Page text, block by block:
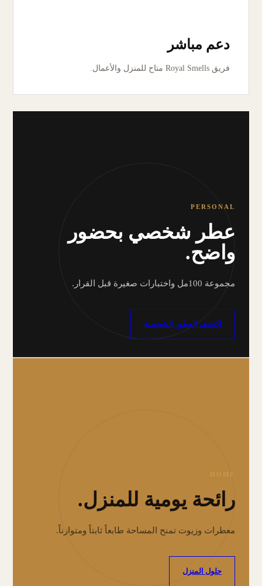
دعم مباشر
فريق Royal Smells متاح للمنزل والأعمال.
PERSONAL
عطر شخصي بحضور
واضح.
مجموعة 100مل واختبارات صغيرة قبل القرار.
اكتشف العطور الشخصية
HOME
رائحة يومية للمنزل.
معطرات وزيوت تمنح المساحة طابعاً ثابتاً ومتوازناً.
حلول المنزل